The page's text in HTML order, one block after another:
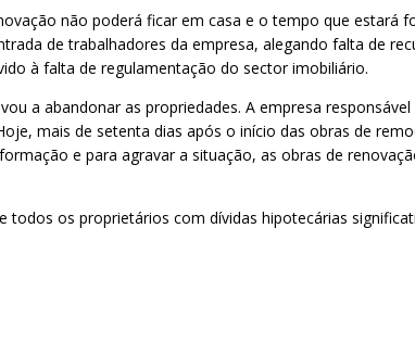
não poderá ficar em casa e o tempo que estará
de trabalhadores da empresa, alegando falta de
à falta de regulamentação do sector imobiliário.
a abandonar as propriedades. A empresa
mais de setenta dias após o início das obras de
e para agravar a situação, as obras de
os proprietários com dívidas hipotecárias